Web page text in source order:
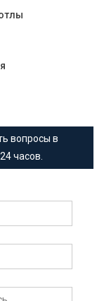
вопросы в
часов.